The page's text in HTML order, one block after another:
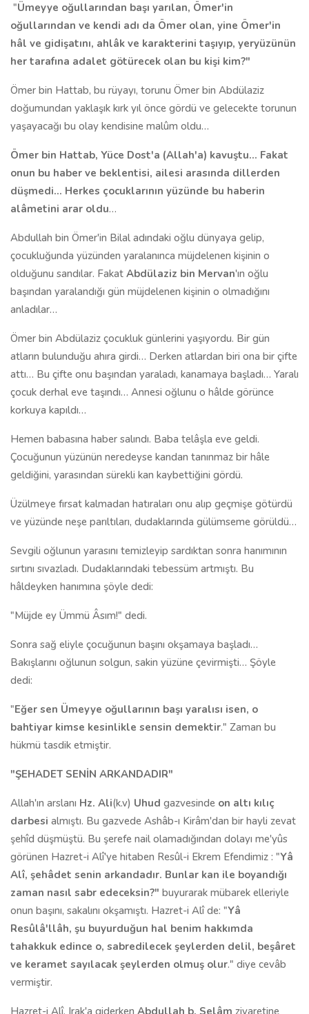
"Ümeyye oğullarından başı yarılan, Ömer'in
oğullarından ve kendi adı da Ömer olan, yine Ömer'in
hâl ve gidişatını, ahlâk ve karakterini taşıyıp, yeryüzünün
her tarafına adalet götürecek olan bu kişi kim?"
Ömer bin Hattab, bu rüyayı, torunu Ömer bin Abdülaziz
doğumundan yaklaşık kırk yıl önce gördü ve gelecekte torunun
yaşayacağı bu olay kendisine malûm oldu…
Ömer bin Hattab, Yüce Dost'a (Allah'a) kavuştu… Fakat
onun bu haber ve beklentisi, ailesi arasında dillerden
düşmedi… Herkes çocuklarının yüzünde bu haberin
alâmetini arar oldu…
Abdullah bin Ömer'in Bilal adındaki oğlu dünyaya gelip,
çocukluğunda yüzünden yaralanınca müjdelenen kişinin o
olduğunu sandılar. Fakat Abdülaziz bin Mervan'ın oğlu
başından yaralandığı gün müjdelenen kişinin o olmadığını
anladılar…
Ömer bin Abdülaziz çocukluk günlerini yaşıyordu. Bir gün
atların bulunduğu ahıra girdi… Derken atlardan biri ona bir çifte
attı… Bu çifte onu başından yaraladı, kanamaya başladı… Yaralı
çocuk derhal eve taşındı… Annesi oğlunu o hâlde görünce
korkuya kapıldı…
Hemen babasına haber salındı. Baba telâşla eve geldi.
Çocuğunun yüzünün neredeyse kandan tanınmaz bir hâle
geldiğini, yarasından sürekli kan kaybettiğini gördü.
Üzülmeye fırsat kalmadan hatıraları onu alıp geçmişe götürdü
ve yüzünde neşe parıltıları, dudaklarında gülümseme görüldü…
Sevgili oğlunun yarasını temizleyip sardıktan sonra hanımının
sırtını sıvazladı. Dudaklarındaki tebessüm artmıştı. Bu
hâldeyken hanımına şöyle dedi:
"Müjde ey Ümmü Âsım!" dedi.
Sonra sağ eliyle çocuğunun başını okşamaya başladı…
Bakışlarını oğlunun solgun, sakin yüzüne çevirmişti… Şöyle
dedi:
"Eğer sen Ümeyye oğullarının başı yaralısı isen, o
bahtiyar kimse kesinlikle sensin demektir." Zaman bu
hükmü tasdik etmiştir.
"ŞEHADET SENİN ARKANDADIR"
Allah'ın arslanı Hz. Ali(k.v) Uhud gazvesin­de on altı kılıç
darbesi almıştı. Bu gazvede Ashâb-ı Kirâm'dan bir hayli zevat
şehîd düşmüştü. Bu şerefe nail olamadığından dolayı me'yûs
görünen Hazret-i Alî'ye hitaben Resûl-i Ekrem Efendimiz : "Yâ
Alî, şehâdet senin arkandadır. Bunlar kan ile boyandığı
zaman nasıl sabr edeceksin?" buyurarak mübarek elleriyle
onun başını, sakalını okşamıştı. Hazret-i Alî de: "Yâ
Resûlâ'llâh, şu buyurduğun hal benim hakkımda
tahakkuk edince o, sabredilecek şeylerden delil, beşâret
ve keramet sayılacak şeylerden olmuş olur." diye cevâb
vermiş­tir.
Hazret-i Alî, Irak'a giderken Abdullah b. Selâm ziyaretine